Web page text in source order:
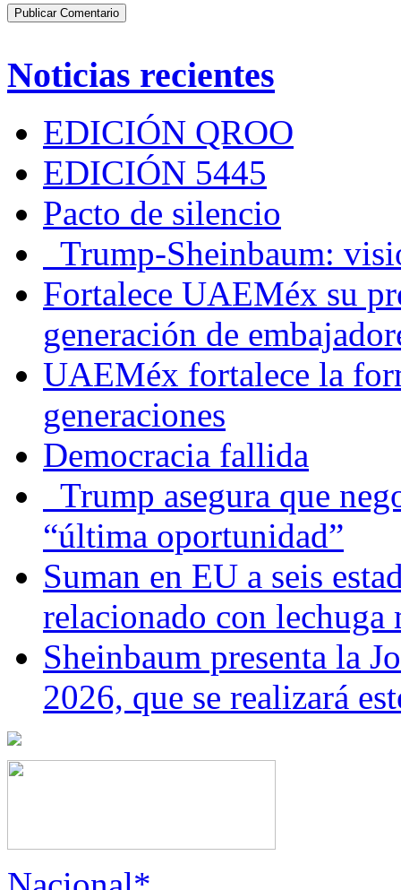
Noticias recientes
EDICIÓN QROO
EDICIÓN 5445
Pacto de silencio
Trump-Sheinbaum:
Fortalece UAEMéx su
generación de
UAEMéx fortalece la
generaciones
Democracia fallida
Trump asegura que
“última oportunidad”
Suman en EU a seis
relacionado con lechuga
Sheinbaum presenta la
2026, que se realizará